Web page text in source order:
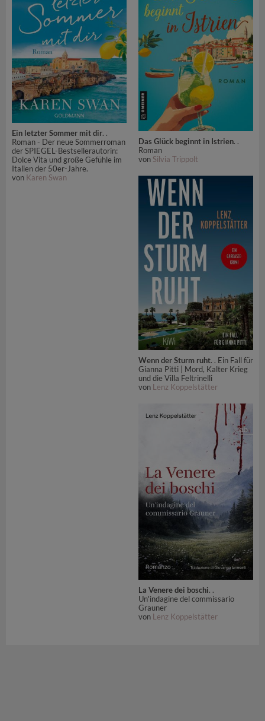
Ein letzter Sommer mit dir. .
Roman - Der neue Sommerroman
der SPIEGEL-Bestsellerautorin:
Dolce Vita und große Gefühle im
Italien der 50er-Jahre.
von Karen Swan
Das Glück beginnt in Istrien. .
Roman
von Silvia Trippolt
Wenn der Sturm ruht. . Ein Fall für
Gianna Pitti | Mord, Kalter Krieg
und die Villa Feltrinelli
von Lenz Koppelstätter
La Venere dei boschi. .
Un'indagine del commissario
Grauner
von Lenz Koppelstätter